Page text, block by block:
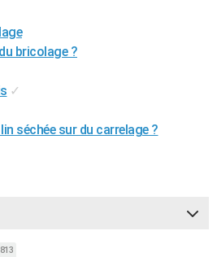
bricolage ?
✓
séchée sur du carrelage ?